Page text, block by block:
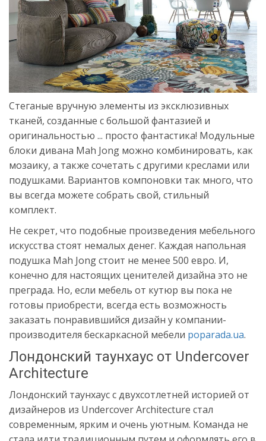
Стеганые вручную элементы из эксклюзивных
тканей, созданные с большой фантазией и
оригинальностью ... просто фантастика! Модульные
блоки дивана Mah Jong можно комбинировать, как
мозаику, а также сочетать с другими креслами или
подушками. Вариантов компоновки так много, что
вы всегда можете собрать свой, стильный
комплект.
Не секрет, что подобные произведения мебельного
искусства стоят немалых денег. Каждая напольная
подушка Mah Jong стоит не менее 500 евро. И,
конечно для настоящих ценителей дизайна это не
преграда. Но, если мебель от кутюр вы пока не
готовы приобрести, всегда есть возможность
заказать понравившийся дизайн у компании-
производителя бескаркасной мебели poparada.ua.
Лондонский таунхаус от Undercover
Architecture
Лондонский таунхаус с двухсотлетней историей от
дизайнеров из Undercover Architecture стал
современным, ярким и очень уютным. Команда не